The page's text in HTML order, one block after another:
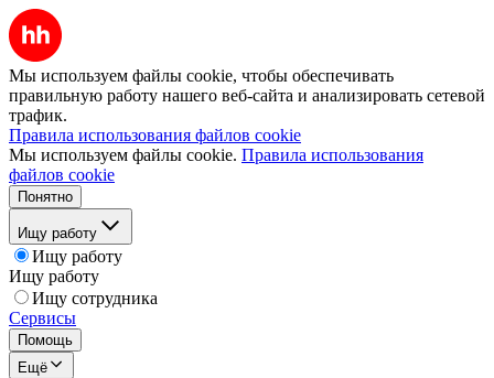
Мы используем файлы cookie, чтобы обеспечивать
правильную работу нашего веб-сайта и анализировать сетевой
трафик.
Правила использования файлов cookie
Мы используем файлы cookie. Правила использования
файлов cookie
Понятно
Ищу работу
Ищу работу
Ищу работу
Ищу сотрудника
Сервисы
Помощь
Ещё